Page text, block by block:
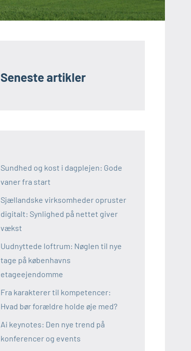
Seneste artikler
Sundhed og kost i dagplejen: Gode
vaner fra start
Sjællandske virksomheder opruster
digitalt: Synlighed på nettet giver
vækst
Uudnyttede loftrum: Nøglen til nye
tage på københavns
etageejendomme
Fra karakterer til kompetencer:
Hvad bør forældre holde øje med?
Ai keynotes: Den nye trend på
konferencer og events